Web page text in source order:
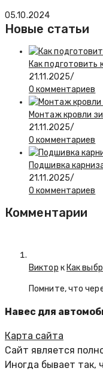
05.10.2024
Новые статьи
Как подготовить
21.11.2025/
0 комментариев
Монтаж кровли
21.11.2025/
0 комментариев
Подшивка
21.11.2025/
0 комментариев
Комментарии
Виктор к Как
Помните, что
Навес для
Карта сайта
Сайт является
Иногда бывает так,